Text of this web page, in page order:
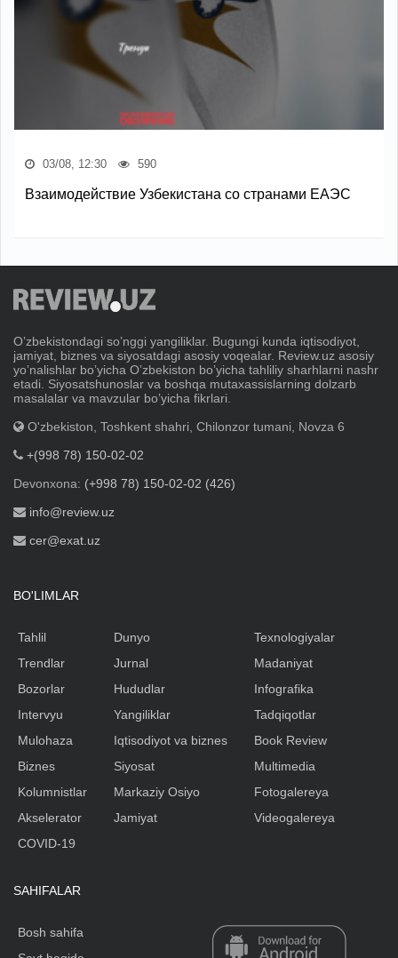
03/08, 12:30 590
Взаимодействие Узбекистана со странами ЕАЭС
Oʼzbekistondagi soʼnggi yangiliklar. Bugungi kunda iqtisodiyot,
jamiyat, biznes va siyosatdagi asosiy voqealar. Review.uz asosiy
yoʼnalishlar boʼyicha Oʼzbekiston boʼyicha tahliliy sharhlarni nashr
etadi. Siyosatshunoslar va boshqa mutaxassislarning dolzarb
masalalar va mavzular boʼyicha fikrlari.
O'zbekiston, Toshkent shahri, Chilonzor tumani, Novza 6
+(998 78) 150-02-02
Devonxona: (+998 78) 150-02-02 (426)
info@review.uz
cer@exat.uz
BO'LIMLAR
Tahlil
Trendlar
Bozorlar
Intervyu
Mulohaza
Biznes
Kolumnistlar
Akselerator
Dunyo
Jurnal
Hududlar
Yangiliklar
Iqtisodiyot va biznes
Siyosat
Markaziy Osiyo
Jamiyat
Texnologiyalar
Madaniyat
Infografika
Tadqiqotlar
Book Review
Multimedia
Fotogalereya
Videogalereya
COVID-19
SAHIFALAR
Bosh sahifa